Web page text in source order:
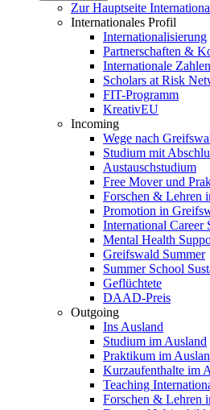
Zur Hauptseite
Internationales Profil
Internationalisierung
Partnerschaften &
Internationale Zahlen
Scholars at Risk
FIT-Programm
KreativEU
Incoming
Wege nach
Studium mit
Austauschstudium
Free Mover und
Forschen & Lehren
Promotion in
International Career
Mental Health
Greifswald Summer
Summer School
Geflüchtete
DAAD-Preis
Outgoing
Ins Ausland
Studium im Ausland
Praktikum im
Kurzaufenthalte im
Teaching
Forschen & Lehren